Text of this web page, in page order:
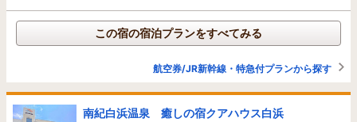
この宿の宿泊プランをすべてみる
航空券/JR新幹線・特急付プランから探す
南紀白浜温泉 癒しの宿クアハウス白浜